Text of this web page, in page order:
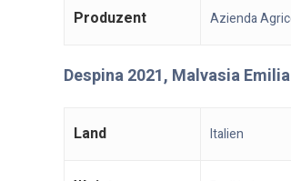
Produzent Azienda
Despina 2021, Malvasia
Land Italien